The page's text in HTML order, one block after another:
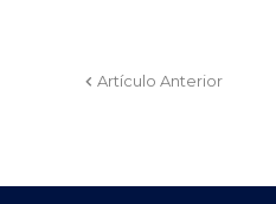
Artículo Anterior